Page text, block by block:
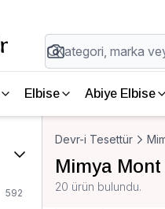
Elbise Abiye Elbise
592
Devr-i Tesettür
Mimya Mont
20 ürün bulundu.